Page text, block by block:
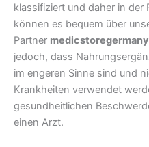
klassifiziert und daher in der
können es bequem über
Partner medicstoregermany
jedoch, dass
im engeren Sinne sind und
Krankheiten verwendet
gesundheitlichen
einen Arzt.